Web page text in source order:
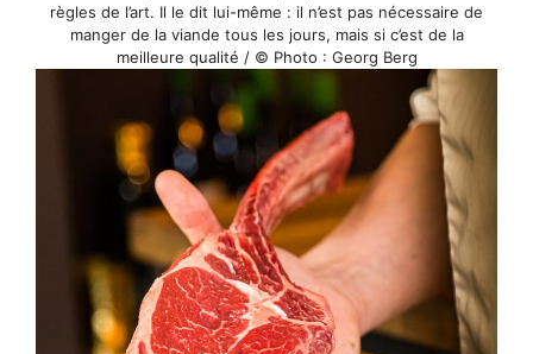
règles de l’art. Il le dit lui-même : il n’est pas nécessaire de
manger de la viande tous les jours, mais si c’est de la
meilleure qualité / © Photo : Georg Berg